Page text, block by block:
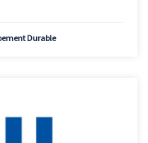
Durable